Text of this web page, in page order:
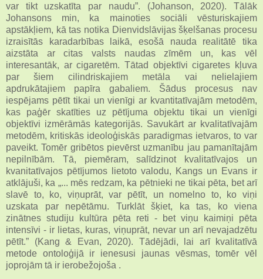
var tikt uzskatīta par naudu”. (Johanson, 2020). Tālāk
Johansons min, ka mainoties sociāli vēsturiskajiem
apstākļiem, kā tas notika Dienvidslāvijas šķelšanas procesu
izraisītās karadarbības laikā, esošā nauda realitātē tika
aizstāta ar citas valsts naudas zīmēm un, kas vēl
interesantāk, ar cigaretēm. Tātad objektīvi cigaretes kļuva
par šiem cilindriskajiem metāla vai nelielajiem
apdrukātajiem papīra gabaliem. Šādus procesus nav
iespējams pētīt tikai un vienīgi ar kvantitatīvajām metodēm,
kas paģēr skatīties uz pētījuma objektu tikai un vienīgi
objektīvi izmērāmās kategorijās. Savukārt ar kvalitatīvajām
metodēm, kritiskās ideoloģiskās paradigmas ietvaros, to var
paveikt. Tomēr gribētos pievērst uzmanību jau pamanītajām
nepilnībām. Tā, piemēram, salīdzinot kvalitatīvajos un
kvanitatīvajos pētījumos lietoto valodu, Kangs un Evans ir
atklājuši, ka „... mēs redzam, ka pētnieki ne tikai pēta, bet arī
slavē to, ko, viņuprāt, var pētīt, un nomelno to, ko viņi
uzskata par nepētāmu. Turklāt šķiet, ka tas, ko viena
zinātnes studiju kultūra pēta reti - bet viņu kaimiņi pēta
intensīvi - ir lietas, kuras, viņuprāt, nevar un arī nevajadzētu
pētīt.” (Kang & Evan, 2020). Tādējādi, lai arī kvalitatīvā
metode ontoloģijā ir ienesusi jaunas vēsmas, tomēr vēl
joprojām tā ir ierobežojoša .